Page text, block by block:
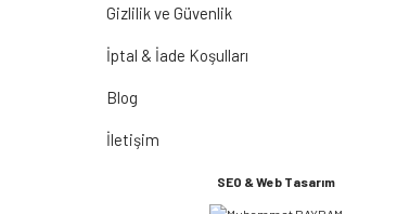
Gizlilik ve Güvenlik
İptal & İade Koşulları
Blog
İletişim
SEO & Web Tasarım